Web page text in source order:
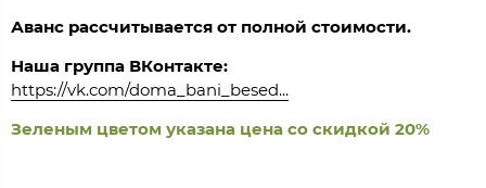
Аванс рассчитывается от полной стоимости.
Наша группа ВКонтакте:
https://vk.com/doma_bani_besed...
Зеленым цветом указана цена со скидкой 20%